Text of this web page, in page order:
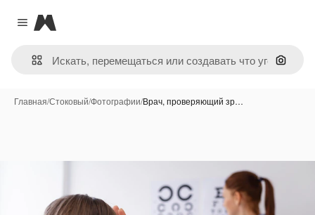
Close menu
Magnific
Поиск
Главная/Стоковый/Фотографии/Врач, проверяющий зр…